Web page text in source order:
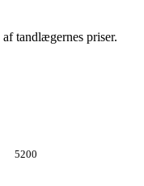
af tandlægernes priser.
5200